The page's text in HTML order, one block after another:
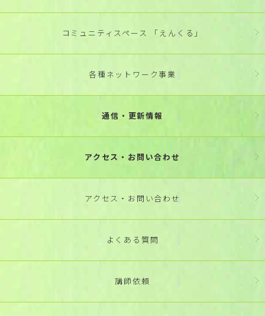
コミュニティスペース 「えんくる」
各種ネットワーク事業
通信・更新情報
アクセス・お問い合わせ
アクセス・お問い合わせ
よくある質問
講師依頼